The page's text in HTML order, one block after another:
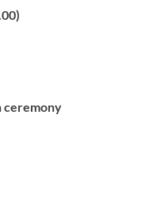
ceremony